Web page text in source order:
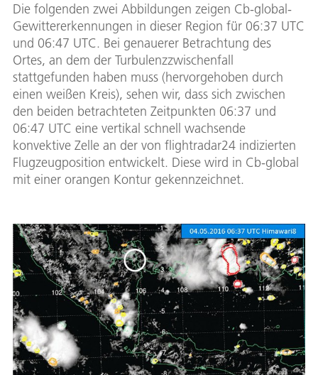
Die folgenden zwei Abbildungen zeigen Cb-global-
Gewittererkennungen in dieser Region für 06:37 UTC
und 06:47 UTC. Bei genauerer Betrachtung des
Ortes, an dem der Turbulenzzwischenfall
stattgefunden haben muss (hervorgehoben durch
einen weißen Kreis), sehen wir, dass sich zwischen
den beiden betrachteten Zeitpunkten 06:37 und
06:47 UTC eine vertikal schnell wachsende
konvektive Zelle an der von flightradar24 indizierten
Flugzeugposition entwickelt. Diese wird in Cb-global
mit einer orangen Kontur gekennzeichnet.